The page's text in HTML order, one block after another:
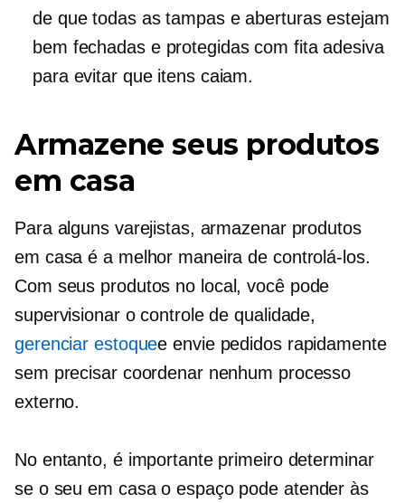
de que todas as tampas e aberturas estejam
bem fechadas e protegidas com fita adesiva
para evitar que itens caiam.
Armazene seus produtos
em casa
Para alguns varejistas, armazenar produtos
em casa é a melhor maneira de controlá-los.
Com seus produtos no local, você pode
supervisionar o controle de qualidade,
gerenciar estoquee envie pedidos rapidamente
sem precisar coordenar nenhum processo
externo.
No entanto, é importante primeiro determinar
se o seuem casao espaço pode atender às